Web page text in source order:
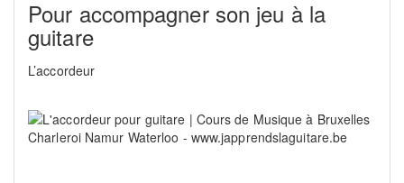
Pour accompagner son jeu à la
guitare
L’accordeur